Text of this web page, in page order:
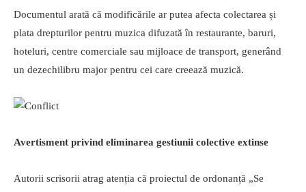
Documentul arată că modificările ar putea afecta colectarea și
plata drepturilor pentru muzica difuzată în restaurante, baruri,
hoteluri, centre comerciale sau mijloace de transport, generând
un dezechilibru major pentru cei care creează muzică.
Avertisment privind eliminarea gestiunii colective extinse
Autorii scrisorii atrag atenția că proiectul de ordonanță „Se